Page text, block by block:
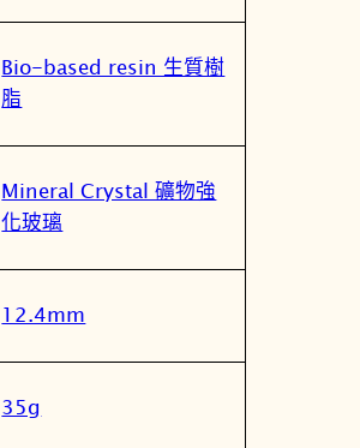
Bio-based resin 生質樹
脂
Mineral Crystal 礦物強
化玻璃
12.4mm
35g